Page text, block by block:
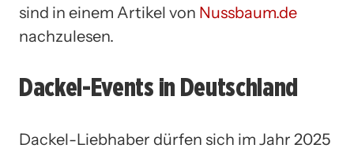
sind in einem Artikel von Nussbaum.de
nachzulesen.
Dackel-Events in Deutschland
Dackel-Liebhaber dürfen sich im Jahr 2025